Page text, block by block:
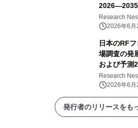
Research
2026年6月
日本のRF
場調査の発
および予
Research
2026年6月
発行者のリリースをも